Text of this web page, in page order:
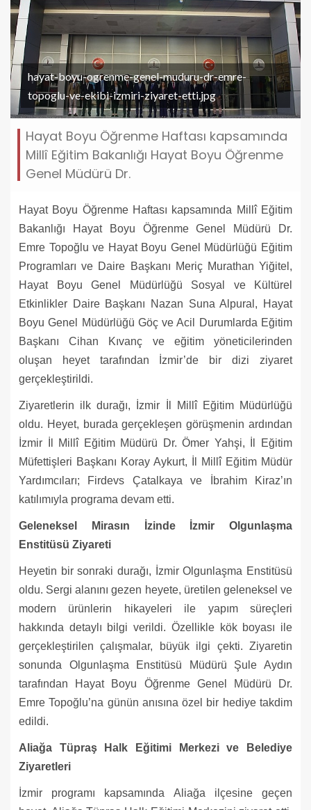
hayat-boyu-ogrenme-genel-muduru-dr-emre-
topoglu-ve-ekibi-izmiri-ziyaret-etti.jpg
Hayat Boyu Öğrenme Haftası kapsamında
Millî Eğitim Bakanlığı Hayat Boyu Öğrenme
Genel Müdürü Dr.
Hayat Boyu Öğrenme Haftası kapsamında Millî Eğitim
Bakanlığı Hayat Boyu Öğrenme Genel Müdürü Dr.
Emre Topoğlu ve Hayat Boyu Genel Müdürlüğü Eğitim
Programları ve Daire Başkanı Meriç Murathan Yiğitel,
Hayat Boyu Genel Müdürlüğü Sosyal ve Kültürel
Etkinlikler Daire Başkanı Nazan Suna Alpural, Hayat
Boyu Genel Müdürlüğü Göç ve Acil Durumlarda Eğitim
Başkanı Cihan Kıvanç ve eğitim yöneticilerinden
oluşan heyet tarafından İzmir’de bir dizi ziyaret
gerçekleştirildi.
Ziyaretlerin ilk durağı, İzmir İl Millî Eğitim Müdürlüğü
oldu. Heyet, burada gerçekleşen görüşmenin ardından
İzmir İl Millî Eğitim Müdürü Dr. Ömer Yahşi, İl Eğitim
Müfettişleri Başkanı Koray Aykurt, İl Millî Eğitim Müdür
Yardımcıları; Firdevs Çatalkaya ve İbrahim Kiraz’ın
katılımıyla programa devam etti.
Geleneksel Mirasın İzinde İzmir Olgunlaşma
Enstitüsü Ziyareti
Heyetin bir sonraki durağı, İzmir Olgunlaşma Enstitüsü
oldu. Sergi alanını gezen heyete, üretilen geleneksel ve
modern ürünlerin hikayeleri ile yapım süreçleri
hakkında detaylı bilgi verildi. Özellikle kök boyası ile
gerçekleştirilen çalışmalar, büyük ilgi çekti. Ziyaretin
sonunda Olgunlaşma Enstitüsü Müdürü Şule Aydın
tarafından Hayat Boyu Öğrenme Genel Müdürü Dr.
Emre Topoğlu’na günün anısına özel bir hediye takdim
edildi.
Aliağa Tüpraş Halk Eğitimi Merkezi ve Belediye
Ziyaretleri
İzmir programı kapsamında Aliağa ilçesine geçen